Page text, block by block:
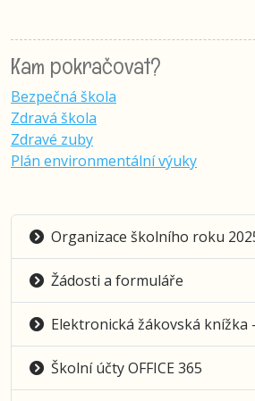
Kam pokračovat?
Bezpečná škola
Zdravá škola
Zdravé zuby
Plán environmentální výuky
Organizace školního roku
Žádosti a formuláře
Elektronická žákovská knížka
Školní účty OFFICE 365